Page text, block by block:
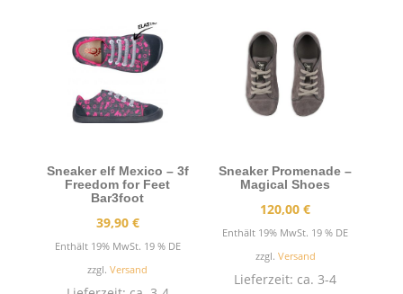
Sneaker elf Mexico – 3f
Freedom for Feet
Bar3foot
39,90 €
Enthält 19% MwSt. 19 % DE
zzgl.Versand
Sneaker Promenade –
Magical Shoes
120,00€
Enthält 19% MwSt. 19 % DE
zzgl. Versand
Lieferzeit: ca. 3-4